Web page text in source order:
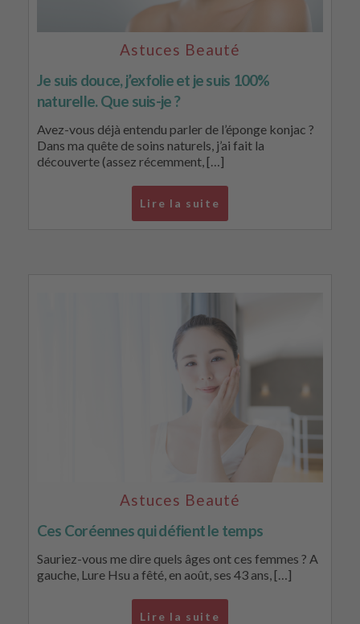
Astuces Beauté
Je suis douce, j’exfolie et je suis 100%
naturelle. Que suis-je ?
Avez-vous déjà entendu parler de l’éponge konjac ?
Dans ma quête de soins naturels, j’ai fait la
découverte (assez récemment, […]
Lire la suite
Astuces Beauté
Ces Coréennes qui défient le temps
Sauriez-vous me dire quels âges ont ces femmes ? A
gauche, Lure Hsu a fêté, en août, ses 43 ans, […]
Lire la suite